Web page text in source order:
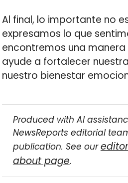
Al final, lo importante no
expresamos lo que
encontremos una
ayude a fortalecer
nuestro bienestar
Produced with AI
NewsReports editorial
publication. See our
about page.